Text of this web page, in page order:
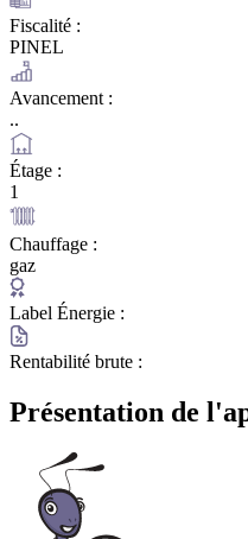
Fiscalité :
PINEL
Avancement :
..
Étage :
1
Chauffage :
gaz
Label Énergie :
Rentabilité brute :
Présentation de